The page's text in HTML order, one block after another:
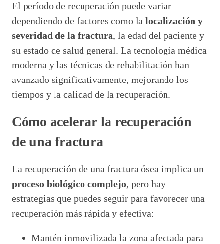
El período de recuperación puede variar
dependiendo de factores como la localización y
severidad de la fractura, la edad del paciente y
su estado de salud general. La tecnología médica
moderna y las técnicas de rehabilitación han
avanzado significativamente, mejorando los
tiempos y la calidad de la recuperación.
Cómo acelerar la recuperación
de una fractura
La recuperación de una fractura ósea implica un
proceso biológico complejo, pero hay
estrategias que puedes seguir para favorecer una
recuperación más rápida y efectiva:
Mantén inmovilizada la zona afectada para